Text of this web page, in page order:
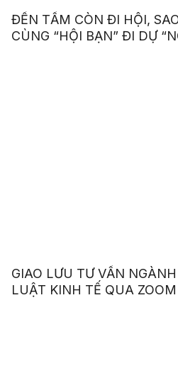
ĐẾN TẤM CÒN ĐI HỘI,
CÙNG “HỘI BẠN” ĐI DỰ
GIAO LƯU TƯ VẤN
LUẬT KINH TẾ QUA